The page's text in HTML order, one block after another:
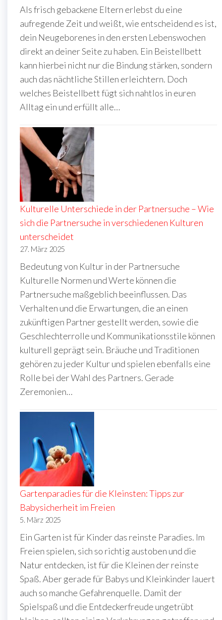
Als frisch gebackene Eltern erlebst du eine
aufregende Zeit und weißt, wie entscheidend es ist,
dein Neugeborenes in den ersten Lebenswochen
direkt an deiner Seite zu haben. Ein Beistellbett
kann hierbei nicht nur die Bindung stärken, sondern
auch das nächtliche Stillen erleichtern. Doch
welches Beistellbett fügt sich nahtlos in euren
Alltag ein und erfüllt alle…
Kulturelle Unterschiede in der Partnersuche – Wie
sich die Partnersuche in verschiedenen Kulturen
unterscheidet
27. März 2025
Bedeutung von Kultur in der Partnersuche
Kulturelle Normen und Werte können die
Partnersuche maßgeblich beeinflussen. Das
Verhalten und die Erwartungen, die an einen
zukünftigen Partner gestellt werden, sowie die
Geschlechterrolle und Kommunikationsstile können
kulturell geprägt sein. Bräuche und Traditionen
gehören zu jeder Kultur und spielen ebenfalls eine
Rolle bei der Wahl des Partners. Gerade
Zeremonien…
Gartenparadies für die Kleinsten: Tipps zur
Babysicherheit im Freien
5. März 2025
Ein Garten ist für Kinder das reinste Paradies. Im
Freien spielen, sich so richtig austoben und die
Natur entdecken, ist für die Kleinen der reinste
Spaß. Aber gerade für Babys und Kleinkinder lauert
auch so manche Gefahrenquelle. Damit der
Spielspaß und die Entdeckerfreude ungetrübt